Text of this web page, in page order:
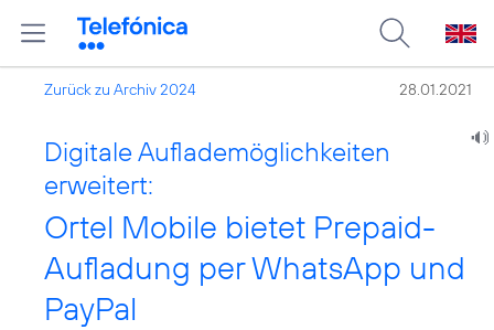
Zurück zu Archiv 2024 28.01.2021
Digitale Auflademöglichkeiten
erweitert:
Ortel Mobile bietet Prepaid-
Aufladung per WhatsApp und
PayPal